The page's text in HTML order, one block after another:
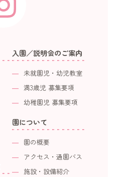
入園／説明会のご案内
未就園児・幼児教室
満3歳児 募集要項
幼稚園児 募集要項
園について
園の概要
アクセス・通園バス
施設・設備紹介